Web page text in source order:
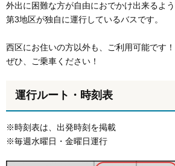
外出に困難な方が自由におでかけ出来るよ
第3地区が独自に運行しているバスです。
西区にお住いの方以外も、ご利用可能です！
ぜひ、ご乗車ください！
運行ルート・時刻表
※時刻表は、出発時刻を掲載
※毎週水曜日・金曜日運行